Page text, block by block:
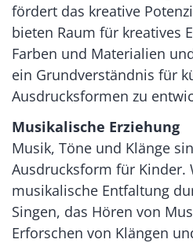
fördert das kreative
bieten Raum für kreatives
Farben und Materialien
ein Grundverständnis für
Ausdrucksformen zu
Musikalische Erziehung
Musik, Töne und Klänge
Ausdrucksform für Kinder.
musikalische Entfaltung
Singen, das Hören von
Erforschen von Klängen